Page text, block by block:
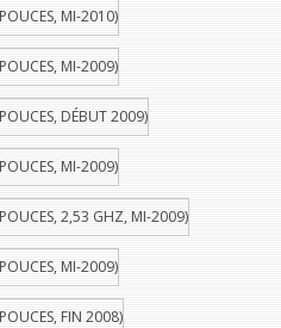
MI-2010)
MI-2009)
DÉBUT 2009)
MI-2009)
2,53 GHZ, MI-2009)
MI-2009)
FIN 2008)